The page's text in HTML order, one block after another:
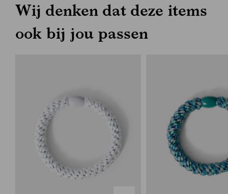
Wij denken dat deze items
ook bij jou passen